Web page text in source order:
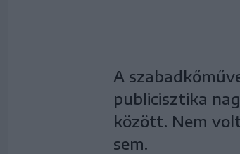
A
publicisztika
között. Nem
sem.